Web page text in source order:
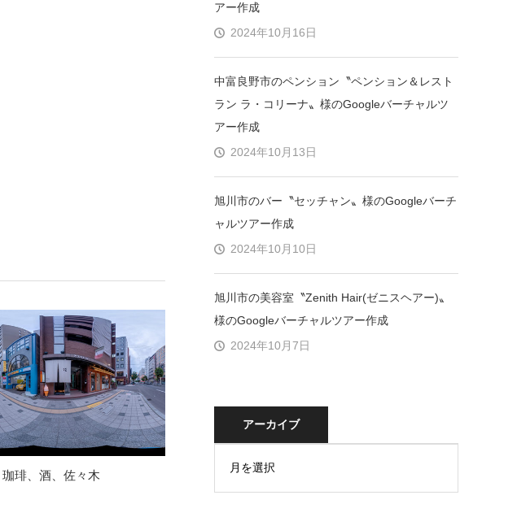
琲、酒、佐々木
アー作成
2024年10月16日
中富良野市のペンション〝ペンション＆レスト
ラン ラ・コリーナ〟様のGoogleバーチャルツ
アー作成
2024年10月13日
旭川市のバー〝セッチャン〟様のGoogleバーチ
ャルツアー作成
2024年10月10日
旭川市の美容室〝Zenith Hair(ゼニスヘアー)〟
様のGoogleバーチャルツアー作成
2024年10月7日
アーカイブ